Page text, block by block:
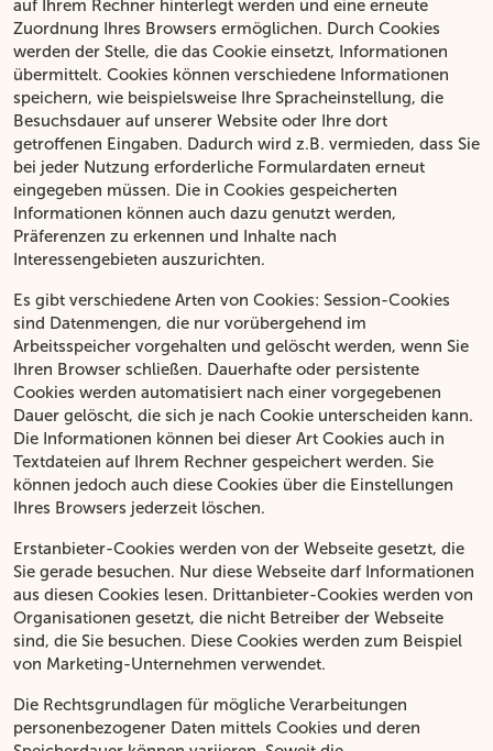
auf Ihrem Rechner hinterlegt werden und eine erneute
Zuordnung Ihres Browsers ermöglichen. Durch Cookies
werden der Stelle, die das Cookie einsetzt, Informationen
übermittelt. Cookies können verschiedene Informationen
speichern, wie beispielsweise Ihre Spracheinstellung, die
Besuchsdauer auf unserer Website oder Ihre dort
getroffenen Eingaben. Dadurch wird z.B. vermieden, dass Sie
bei jeder Nutzung erforderliche Formulardaten erneut
eingegeben müssen. Die in Cookies gespeicherten
Informationen können auch dazu genutzt werden,
Präferenzen zu erkennen und Inhalte nach
Interessengebieten auszurichten.
Es gibt verschiedene Arten von Cookies: Session-Cookies
sind Datenmengen, die nur vorübergehend im
Arbeitsspeicher vorgehalten und gelöscht werden, wenn Sie
Ihren Browser schließen. Dauerhafte oder persistente
Cookies werden automatisiert nach einer vorgegebenen
Dauer gelöscht, die sich je nach Cookie unterscheiden kann.
Die Informationen können bei dieser Art Cookies auch in
Textdateien auf Ihrem Rechner gespeichert werden. Sie
können jedoch auch diese Cookies über die Einstellungen
Ihres Browsers jederzeit löschen.
Erstanbieter-Cookies werden von der Webseite gesetzt, die
Sie gerade besuchen. Nur diese Webseite darf Informationen
aus diesen Cookies lesen. Drittanbieter-Cookies werden von
Organisationen gesetzt, die nicht Betreiber der Webseite
sind, die Sie besuchen. Diese Cookies werden zum Beispiel
von Marketing-Unternehmen verwendet.
Die Rechtsgrundlagen für mögliche Verarbeitungen
personenbezogener Daten mittels Cookies und deren